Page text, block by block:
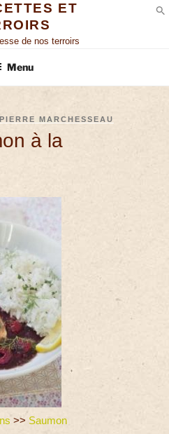
ET
de nos terroirs
Menu
PIERRE MARCHESSEAU
à la
>> Saumon